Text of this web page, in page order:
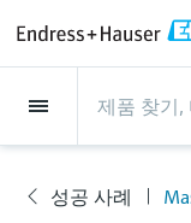
제품
Flow
Flow
전자 유량계
Level
Radar level
액체 분석
pH sensors &
온도 측정
Temperature
Pressure
Absolute and
시스템 구성품
Data managers &
화학적 특성
TDLAS 및 QF 분
Netilion IIoT
Netilion Value
서비스
프로젝트 및 시운
프로젝트 및
계기의 시운전 서
서비스 지원
스마트 서포트
유지보수 서비
검증 서비스
성능 최적화
측정 성능 분석
산업
식음료 산업
지원
서비스 지원
회사 소개
엔드레스하우저
엔드레스하우
그룹 소개
생산 공장
Endress+Hauser
핵심 역량
공정 안전성
뉴스 & 스토리
뉴스 & 스토리
전시회 및 세
트레이닝
커리어
Explore open
성공 사례